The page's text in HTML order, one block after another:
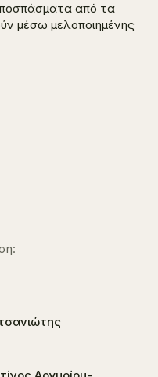
από τα
μέσω μελοποιημένης